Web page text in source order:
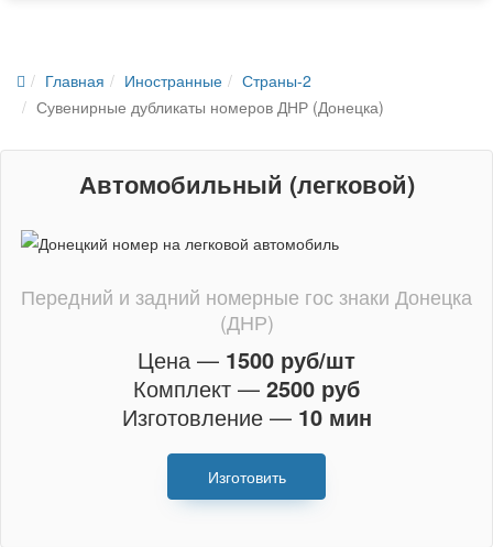
Главная Иностранные
Страны-2
Сувенирные дубликаты номеров ДНР (Донецка)
Автомобильный (легковой)
Передний и задний номерные гос знаки Донецка
(ДНР)
Цена — 1500 руб/шт
Комплект — 2500 руб
Изготовление — 10 мин
Изготовить